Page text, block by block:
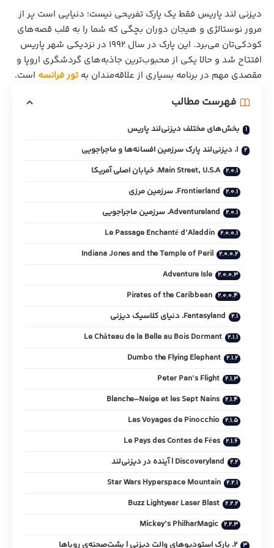
دیزنی‌ لند پاریس فقط یک پارک تفریحی نیست؛ دنیایی است پر از
مرور نوستالژی و هیجان دوران بچگی که شما را به قلب قصه‌های
کودکی‌تان می‌برد. این پارک در سال ۱۹۹۲ در نزدیکی
شهر پاریس
افتتاح شد و حالا یکی از محبوب‌ترین جاذبه‌های گردشگری اروپا و
مقصدی مهم در برنامه بسیاری از علاقه‌مندان بهتور فرانسه است.
فهرست مطالب
بخش‌های مختلف دیزنی‌لند پاریس
۱. دیزنی‌لند پارک سرزمین افسانه‌ها و ماجراجویی
Main Street, U.S.A. خیابان اصلی آمریکا
Frontierland. سرزمین مرزی
Adventureland. سرزمین ماجراجویی
Le Passage Enchanté d’Aladdin
Indiana Jones and the Temple of Peril
Adventure Isle
Pirates of the Caribbean
Fantasyland. دنیای کلاسیک دیزنی
Le Château de la Belle au Bois Dormant
Dumbo the Flying Elephant
Peter Pan’s Flight
Blanche-Neige et les Sept Nains
Les Voyages de Pinocchio
Le Pays des Contes de Fées
Discoveryland | آینده در دیزنی‌لند
Star Wars Hyperspace Mountain
Buzz Lightyear Laser Blast
Mickey’s PhilharMagic
۲. پارک استودیوهای والت دیزنی | پشت‌صحنه‌ی رویاها